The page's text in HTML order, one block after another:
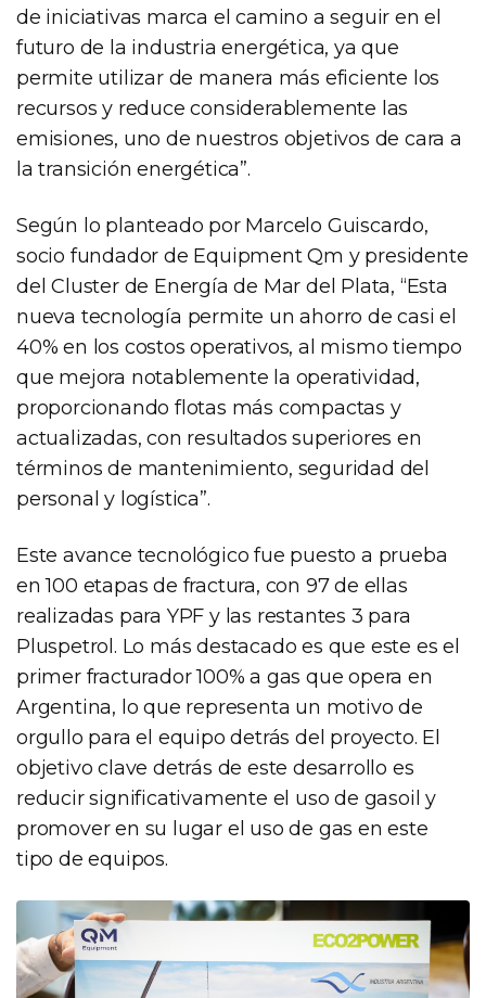
de iniciativas marca el camino a seguir en el
futuro de la industria energética, ya que
permite utilizar de manera más eficiente los
recursos y reduce considerablemente las
emisiones, uno de nuestros objetivos de cara a
la transición energética”.
Según lo planteado por Marcelo Guiscardo,
socio fundador de Equipment Qm y presidente
del Cluster de Energía de Mar del Plata, “Esta
nueva tecnología permite un ahorro de casi el
40% en los costos operativos, al mismo tiempo
que mejora notablemente la operatividad,
proporcionando flotas más compactas y
actualizadas, con resultados superiores en
términos de mantenimiento, seguridad del
personal y logística”.
Este avance tecnológico fue puesto a prueba
en 100 etapas de fractura, con 97 de ellas
realizadas para YPF y las restantes 3 para
Pluspetrol. Lo más destacado es que este es el
primer fracturador 100% a gas que opera en
Argentina, lo que representa un motivo de
orgullo para el equipo detrás del proyecto. El
objetivo clave detrás de este desarrollo es
reducir significativamente el uso de gasoil y
promover en su lugar el uso de gas en este
tipo de equipos.